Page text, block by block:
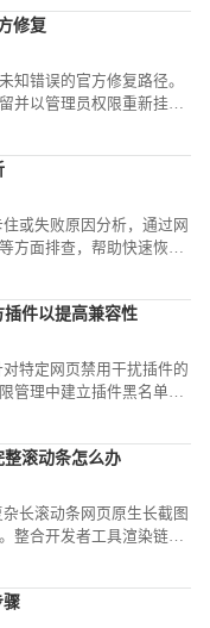
修复
知错误的官方修复路径。
并以管理员权限重新挂载
或失败原因分析，通过网
方面排查，帮助快速恢复
件以提高兼容性
特定网页禁用干扰插件的
管理中建立插件黑名单，
滚动条怎么办
长滚动条网页原生长截图
整合开发者工具渲染链路
骤